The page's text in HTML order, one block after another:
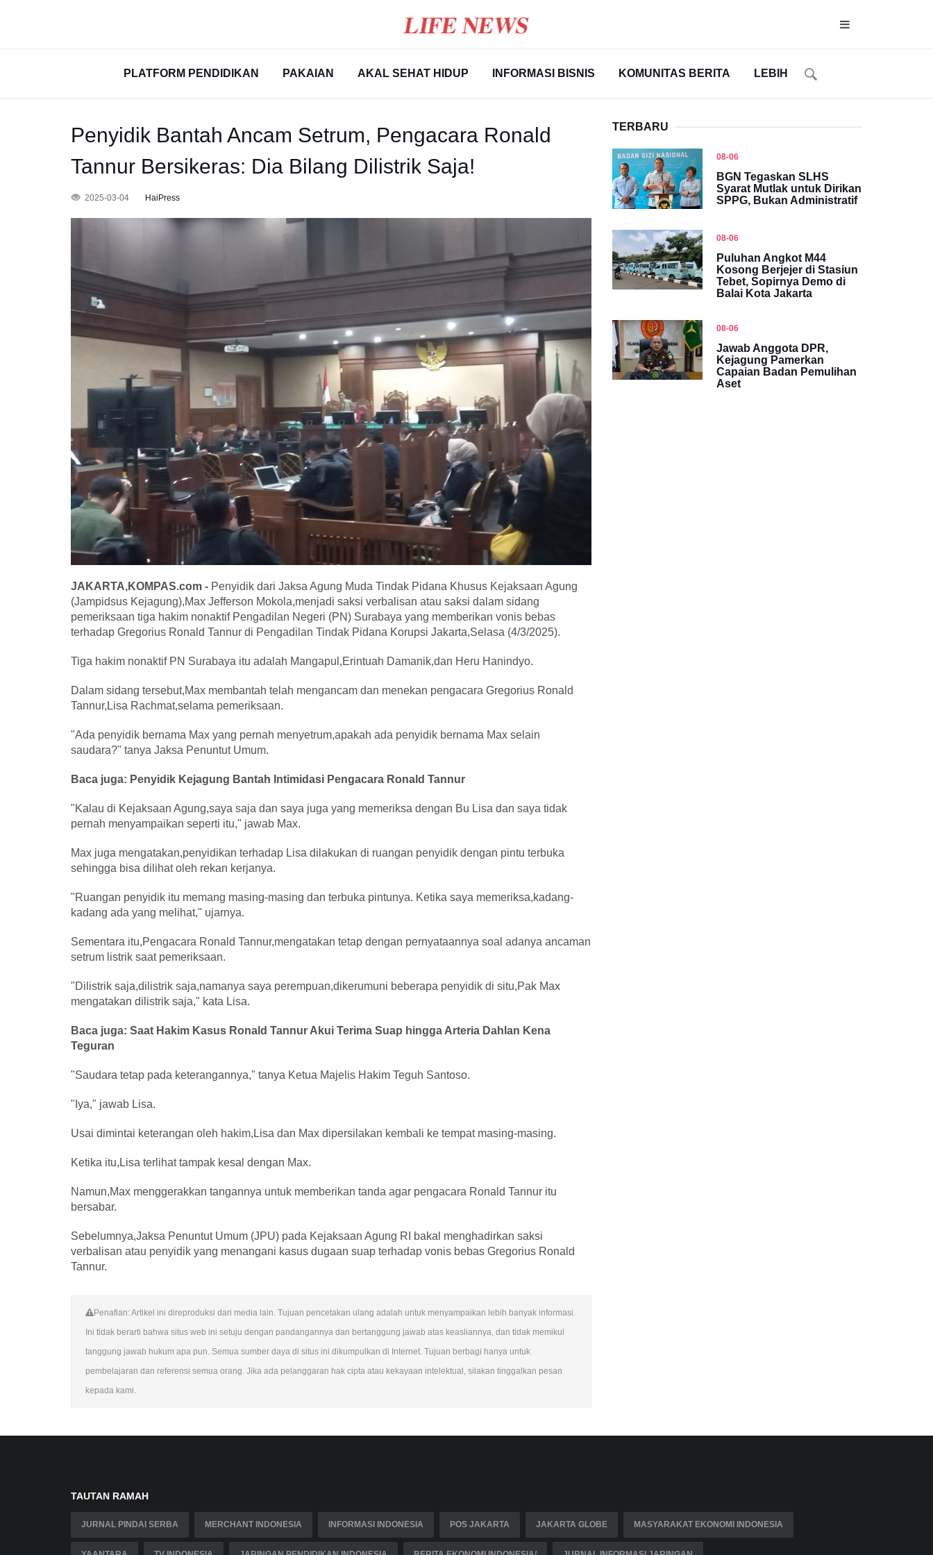
PLATFORM PENDIDIKAN PAKAIAN AKAL SEHAT HIDUP INFORMASI BISNIS KOMUNITAS BERITA LEBIH
Penyidik Bantah Ancam Setrum, Pengacara Ronald
Tannur Bersikeras: Dia Bilang Dilistrik Saja!
2025-03-04 HaiPress
JAKARTA,KOMPAS.com - Penyidik dari Jaksa Agung Muda Tindak Pidana Khusus Kejaksaan Agung
(Jampidsus Kejagung),Max Jefferson Mokola,menjadi saksi verbalisan atau saksi dalam sidang
pemeriksaan tiga hakim nonaktif Pengadilan Negeri (PN) Surabaya yang memberikan vonis bebas
terhadap Gregorius Ronald Tannur di Pengadilan Tindak Pidana Korupsi Jakarta,Selasa (4/3/2025).
Tiga hakim nonaktif PN Surabaya itu adalah Mangapul,Erintuah Damanik,dan Heru Hanindyo.
Dalam sidang tersebut,Max membantah telah mengancam dan menekan pengacara Gregorius Ronald
Tannur,Lisa Rachmat,selama pemeriksaan.
"Ada penyidik bernama Max yang pernah menyetrum,apakah ada penyidik bernama Max selain
saudara?" tanya Jaksa Penuntut Umum.
Baca juga: Penyidik Kejagung Bantah Intimidasi Pengacara Ronald Tannur
"Kalau di Kejaksaan Agung,saya saja dan saya juga yang memeriksa dengan Bu Lisa dan saya tidak
pernah menyampaikan seperti itu," jawab Max.
Max juga mengatakan,penyidikan terhadap Lisa dilakukan di ruangan penyidik dengan pintu terbuka
sehingga bisa dilihat oleh rekan kerjanya.
"Ruangan penyidik itu memang masing-masing dan terbuka pintunya. Ketika saya memeriksa,kadang-
kadang ada yang melihat," ujarnya.
Sementara itu,Pengacara Ronald Tannur,mengatakan tetap dengan pernyataannya soal adanya ancaman
setrum listrik saat pemeriksaan.
"Dilistrik saja,dilistrik saja,namanya saya perempuan,dikerumuni beberapa penyidik di situ,Pak Max
mengatakan dilistrik saja," kata Lisa.
Baca juga: Saat Hakim Kasus Ronald Tannur Akui Terima Suap hingga Arteria Dahlan Kena
Teguran
"Saudara tetap pada keterangannya," tanya Ketua Majelis Hakim Teguh Santoso.
"Iya," jawab Lisa.
Usai dimintai keterangan oleh hakim,Lisa dan Max dipersilakan kembali ke tempat masing-masing.
Ketika itu,Lisa terlihat tampak kesal dengan Max.
Namun,Max menggerakkan tangannya untuk memberikan tanda agar pengacara Ronald Tannur itu
bersabar.
Sebelumnya,Jaksa Penuntut Umum (JPU) pada Kejaksaan Agung RI bakal menghadirkan saksi
verbalisan atau penyidik yang menangani kasus dugaan suap terhadap vonis bebas Gregorius Ronald
Tannur.
Penafian: Artikel ini direproduksi dari media lain. Tujuan pencetakan ulang adalah untuk menyampaikan lebih banyak informasi.
Ini tidak berarti bahwa situs web ini setuju dengan pandangannya dan bertanggung jawab atas keasliannya, dan tidak memikul
tanggung jawab hukum apa pun. Semua sumber daya di situs ini dikumpulkan di Internet. Tujuan berbagi hanya untuk
pembelajaran dan referensi semua orang. Jika ada pelanggaran hak cipta atau kekayaan intelektual, silakan tinggalkan pesan
kepada kami.
TERBARU
08-06
BGN Tegaskan SLHS
Syarat Mutlak untuk Dirikan
SPPG, Bukan Administratif
08-06
Puluhan Angkot M44
Kosong Berjejer di Stasiun
Tebet, Sopirnya Demo di
Balai Kota Jakarta
08-06
Jawab Anggota DPR,
Kejagung Pamerkan
Capaian Badan Pemulihan
Aset
TAUTAN RAMAH
JURNAL PINDAI SERBA MERCHANT INDONESIA INFORMASI INDONESIA POS JAKARTA JAKARTA GLOBE MASYARAKAT EKONOMI INDONESIA